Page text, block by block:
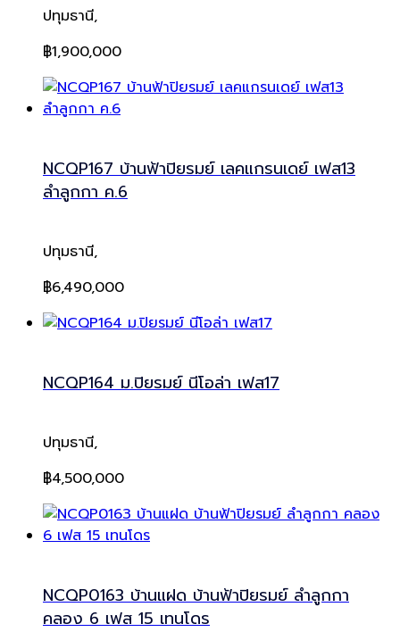
ปทุมธานี,
฿1,900,000
NCQP167 บ้านฟ้าปิยรมย์ เลคแกรนเดย์ เฟส13
ลำลูกกา ค.6
ปทุมธานี,
฿6,490,000
NCQP164 ม.ปิยรมย์ นีโอล่า เฟส17
ปทุมธานี,
฿4,500,000
NCQP0163 บ้านแฝด บ้านฟ้าปิยรมย์ ลำลูกกา
คลอง 6 เฟส 15 เทนโดร